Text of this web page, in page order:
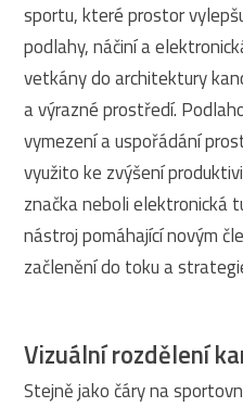
sportu, které prostor
podlahy, náčiní a
vetkány do architektury
a výrazné prostředí.
vymezení a uspořádání
využito ke zvýšení
značka neboli elektronická
nástroj pomáhající novým
začlenění do toku a
Vizuální rozdělení
Stejně jako čáry na